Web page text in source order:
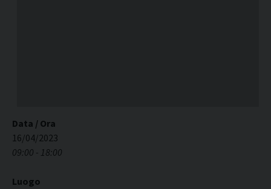
Data / Ora
16/04/2023
09:00 - 18:00
Luogo